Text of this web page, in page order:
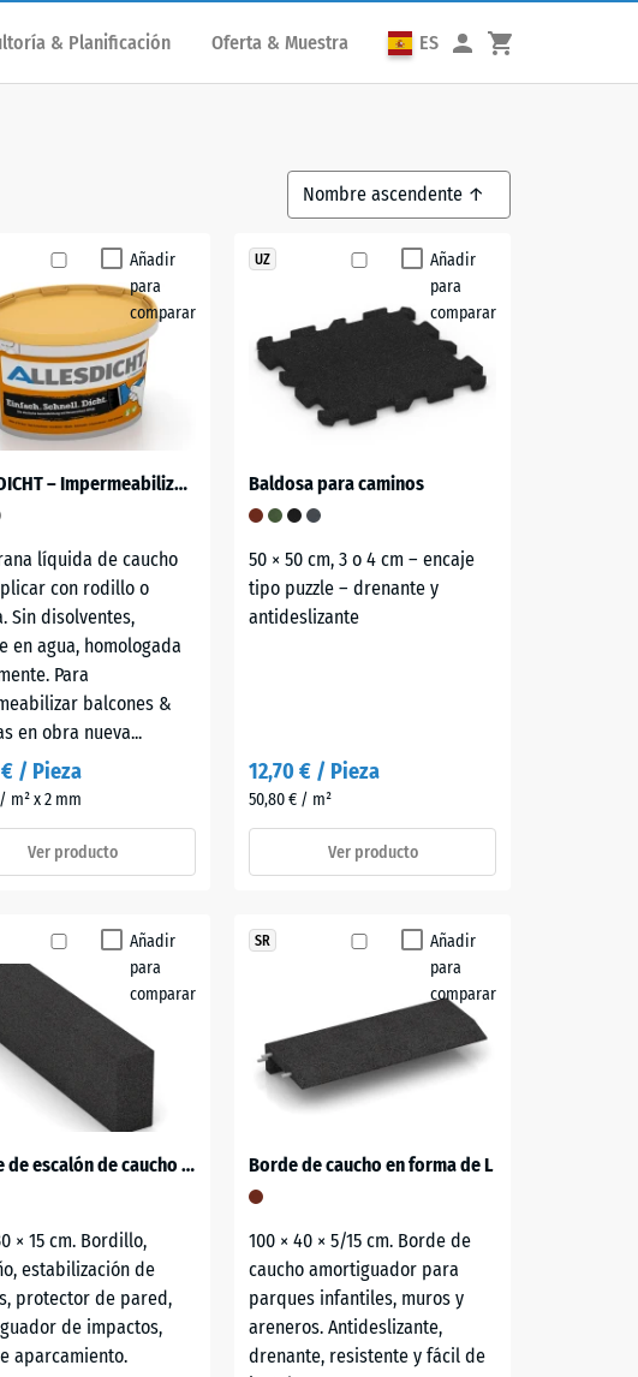
& Planificación Oferta & Muestra ES
Añadir
para
comparar
ALLESDICHT – Impermeabilización de balcón & terraza
líquida de caucho
con rodillo o
Sin disolventes,
en agua, homologada
Para
balcones &
en obra nueva...
/ Pieza
m² x 2 mm
Ver producto
Añadir
para
comparar
UZ
Baldosa para caminos
50 × 50 cm, 3 o 4 cm – encaje
tipo puzzle – drenante y
antideslizante
12,70 € / Pieza
50,80 € / m²
Ver producto
Añadir
para
comparar
Bloque de escalón de caucho granulado
× 15 cm. Bordillo,
estabilización de
protector de pared,
de impactos,
aparcamiento.
Añadir
para
comparar
SR
Borde de caucho en forma de L
100 × 40 × 5/15 cm. Borde de
caucho amortiguador para
parques infantiles, muros y
areneros. Antideslizante,
drenante, resistente y fácil de